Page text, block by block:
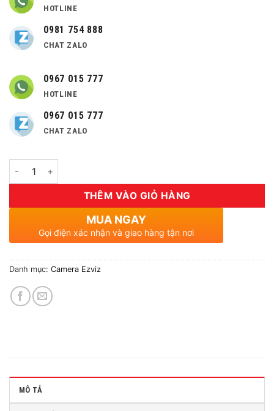
HOTLINE
0981 754 888
CHAT ZALO
0967 015 777
HOTLINE
0967 015 777
CHAT ZALO
Số lượng
THÊM VÀO GIỎ HÀNG
MUA NGAY
Gọi điện xác nhận và giao hàng tận nơi
Danh mục: Camera Ezviz
MÔ TẢ